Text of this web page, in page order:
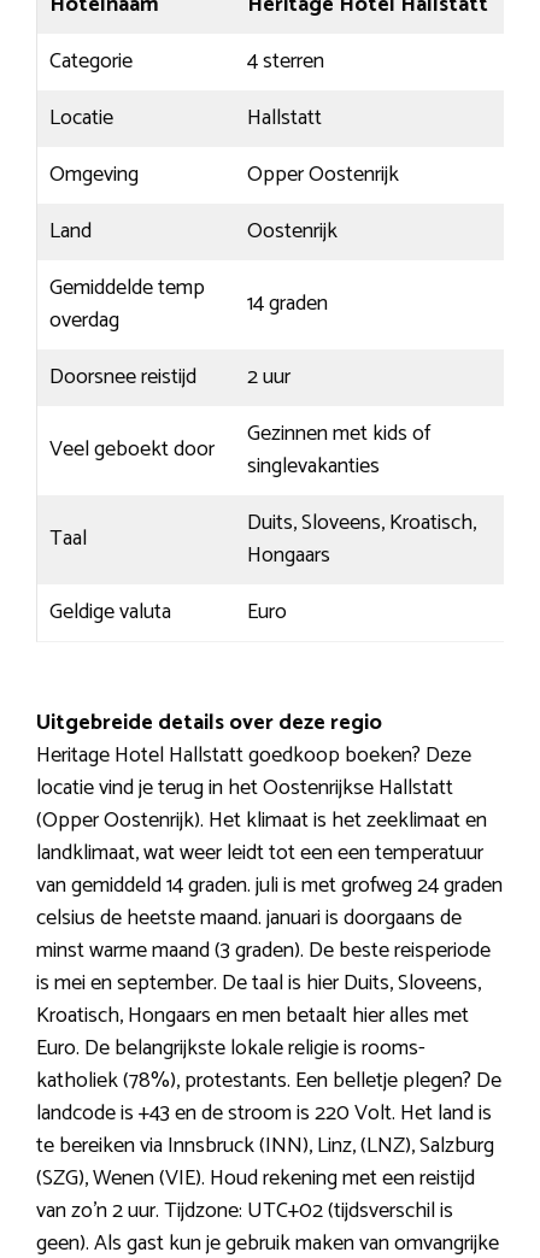
Categorie
4 sterren
Locatie
Hallstatt
Omgeving
Opper Oostenrijk
Land
Oostenrijk
Gemiddelde temp
overdag
14 graden
Doorsnee reistijd
2 uur
Veel geboekt door
Gezinnen met kids of
singlevakanties
Taal
Duits, Sloveens, Kroatisch,
Hongaars
Geldige valuta
Euro
Uitgebreide details over deze regio
Heritage Hotel Hallstatt goedkoop boeken? Deze
locatie vind je terug in het Oostenrijkse Hallstatt
(Opper Oostenrijk). Het klimaat is het zeeklimaat en
landklimaat, wat weer leidt tot een een temperatuur
van gemiddeld 14 graden. juli is met grofweg 24 graden
celsius de heetste maand. januari is doorgaans de
minst warme maand (3 graden). De beste reisperiode
is mei en september. De taal is hier Duits, Sloveens,
Kroatisch, Hongaars en men betaalt hier alles met
Euro. De belangrijkste lokale religie is rooms-
katholiek (78%), protestants. Een belletje plegen? De
landcode is +43 en de stroom is 220 Volt. Het land is
te bereiken via Innsbruck (INN), Linz, (LNZ), Salzburg
(SZG), Wenen (VIE). Houd rekening met een reistijd
van zo’n 2 uur. Tijdzone: UTC+02 (tijdsverschil is
geen). Als gast kun je gebruik maken van omvangrijke